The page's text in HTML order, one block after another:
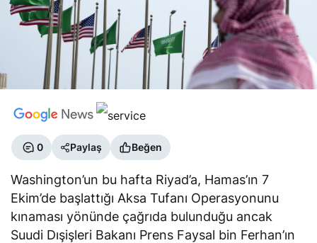
0 Paylaş Beğen
Washington’un bu hafta Riyad’a, Hamas’ın 7
Ekim’de başlattığı Aksa Tufanı Operasyonunu
kınaması yönünde çağrıda bulunduğu ancak
Suudi Dışişleri Bakanı Prens Faysal bin Ferhan’ın